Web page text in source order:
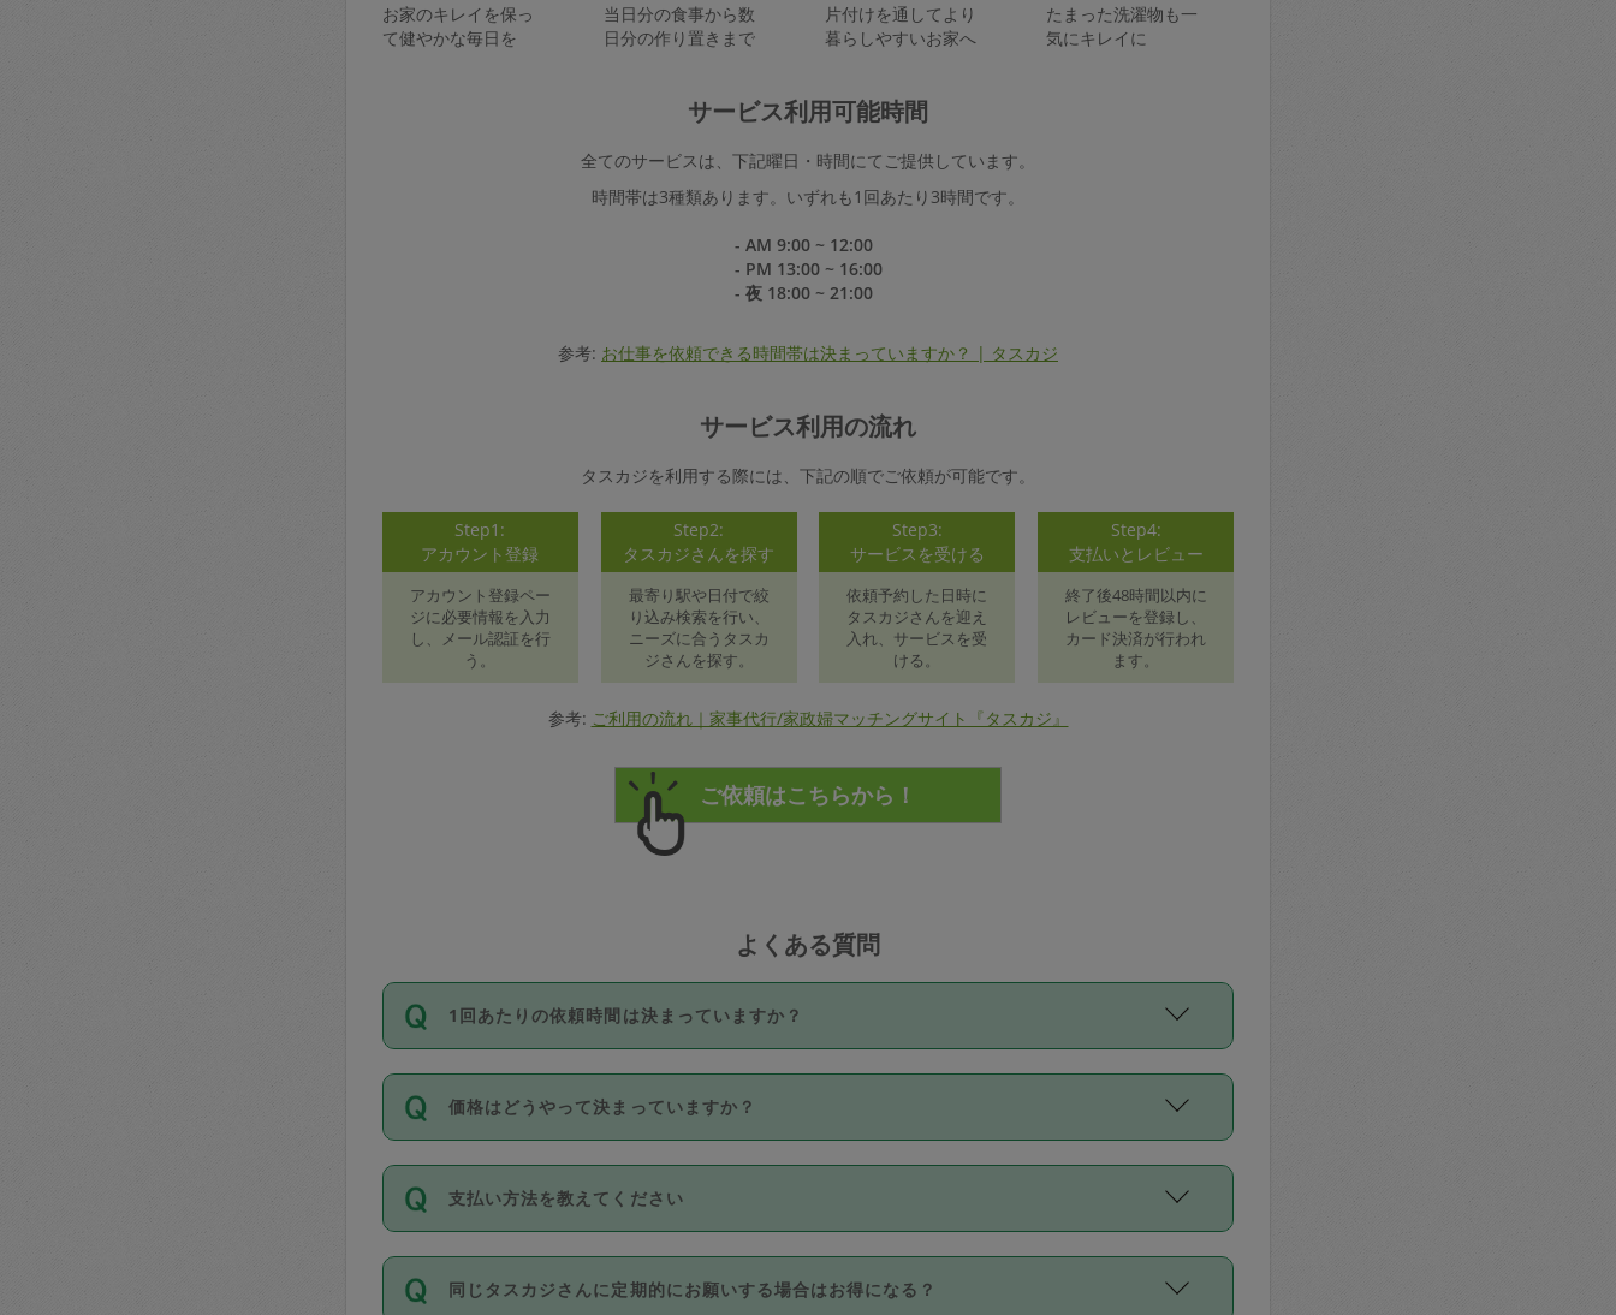
お家のキレイを保っ
て健やかな毎日を
当日分の食事から数
日分の作り置きまで
片付けを通してより
暮らしやすいお家へ
たまった洗濯物も一
気にキレイに
サービス利用可能時間
全てのサービスは、下記曜日・時間にてご提供しています。
時間帯は3種類あります。いずれも1回あたり3時間です。
- AM 9:00 ~ 12:00
- PM 13:00 ~ 16:00
- 夜 18:00 ~ 21:00
参考: お仕事を依頼できる時間帯は決まっていますか？ | タスカジ
サービス利用の流れ
タスカジを利用する際には、下記の順でご依頼が可能です。
Step1:
アカウント登録
アカウント登録ペー
ジに必要情報を入力
し、メール認証を行
う。
Step2:
タスカジさんを探す
最寄り駅や日付で絞
り込み検索を行い、
ニーズに合うタスカ
ジさんを探す。
Step3:
サービスを受ける
依頼予約した日時に
タスカジさんを迎え
入れ、サービスを受
ける。
Step4:
支払いとレビュー
終了後48時間以内に
レビューを登録し、
カード決済が行われ
ます。
参考: ご利用の流れ｜家事代行/家政婦マッチングサイト『タスカジ』
よくある質問
1回あたりの依頼時間は決まっていますか？
依頼1回につき3時間固定です。3時間を超えて依頼したい場合は、延長機能をご利用くださ
い。機能をご利用いただくには、タスカジさんに事前に相談し、合意の上事前申請すること
が必要です。なお、3時間を下回っても、値引き等はございません。
価格はどうやって決まっていますか？
11種類の価格帯の中からタスカジさん自身が価格を選んで設定しています。
タスカジさんの価格設定には最初は制限があり、レビュー件数、レビューの平均値、などで
除々に設定可能な最高額が上がっていく仕組みになっています。
支払い方法を教えてください
お支払方法はクレジットカード（Visa／Master／JCB／AMERICAN EXPRESS／Diners
Club）のみとなります。
同じタスカジさんに定期的にお願いする場合はお得になる？